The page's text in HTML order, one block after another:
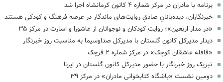
برنامه با مادران در مرکز شماره ۴ کانون کرمانشاه اجرا شد
خبرنگاران، دیده‌بانانِ صادقِ روایت‌های ماندگار در عرصه فرهنگ و کودکی هستند
«در مدار اربعین»؛ روایت کودکان و نوجوانان از عاشورا و اسارت در مرکز ۳۵
دیدار مدیرکل کانون گلستان با مدیرکل صداوسیما به مناسبت روز خبرنگار
«قافله عاشقان کوچک» در مرکز شماره ۲ قرچک
تبریک روز خبرنگار با حضور مدیرکل کانون گلستان در ایرنا
دومین نشست «باشگاه کتابخوانی مادران» در مرکز ۳۹